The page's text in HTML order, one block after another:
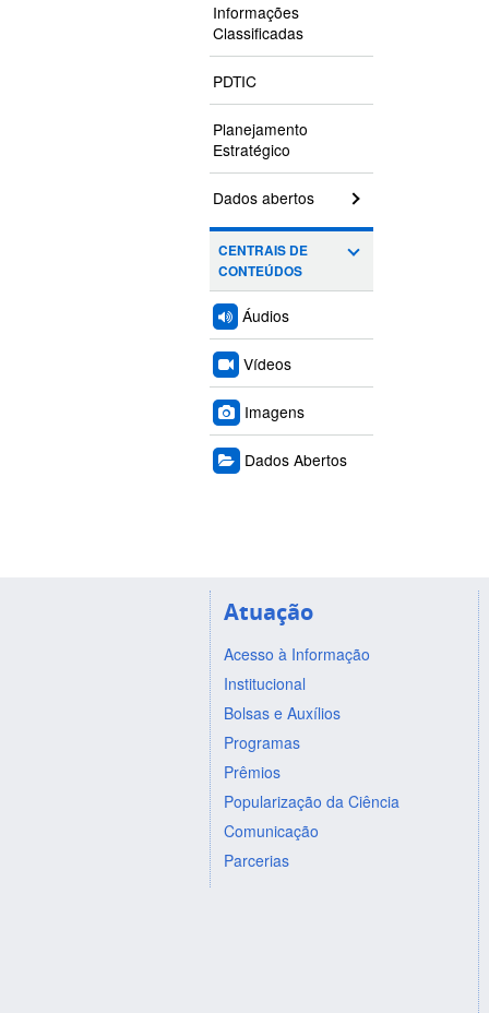
Informações
Classificadas
PDTIC
Planejamento
Estratégico
Dados abertos
CENTRAIS DE
CONTEÚDOS
Áudios
Vídeos
Imagens
Dados Abertos
Atuação
Acesso à Informação
Institucional
Bolsas e Auxílios
Programas
Prêmios
Popularização da Ciência
Comunicação
Parcerias